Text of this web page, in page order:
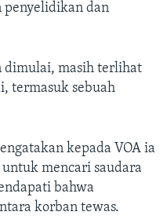
penyelidikan dan
dimulai, masih terlihat
termasuk sebuah
kepada VOA ia
mencari saudara
bahwa
korban tewas.